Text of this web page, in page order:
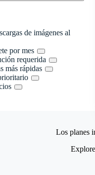
de imágenes al
por mes
requerida
más rápidas
Los planes